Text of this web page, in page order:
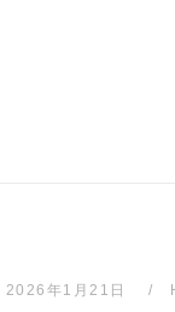
2026年1月21日